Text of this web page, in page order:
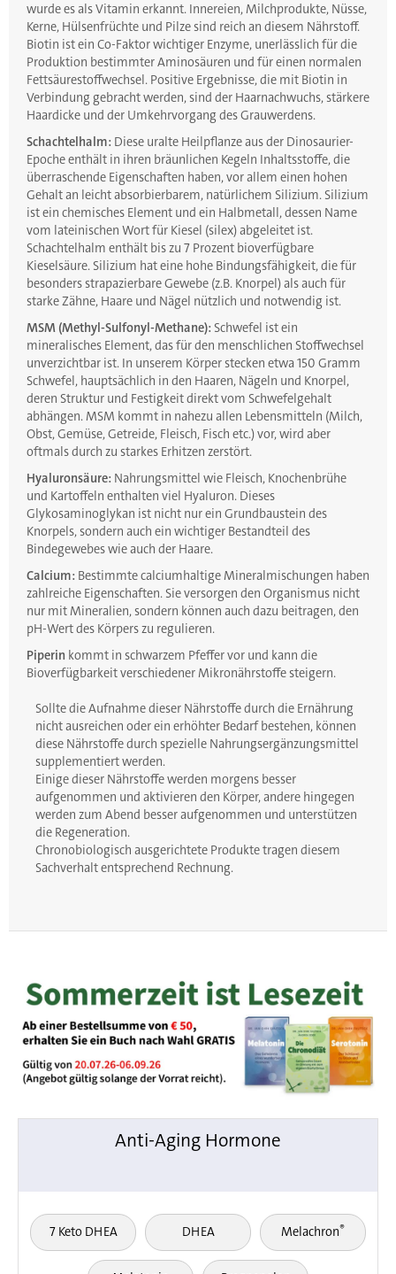
wurde es als Vitamin erkannt. Innereien, Milchprodukte, Nüsse,
Kerne, Hülsenfrüchte und Pilze sind reich an diesem Nährstoff.
Biotin ist ein Co-Faktor wichtiger Enzyme, unerlässlich für die
Produktion bestimmter Aminosäuren und für einen normalen
Fettsäurestoffwechsel. Positive Ergebnisse, die mit Biotin in
Verbindung gebracht werden, sind der Haarnachwuchs, stärkere
Haardicke und der Umkehrvorgang des Grauwerdens.
Schachtelhalm: Diese uralte Heilpflanze aus der Dinosaurier-
Epoche enthält in ihren bräunlichen Kegeln Inhaltsstoffe, die
überraschende Eigenschaften haben, vor allem einen hohen
Gehalt an leicht absorbierbarem, natürlichem Silizium. Silizium
ist ein chemisches Element und ein Halbmetall, dessen Name
vom lateinischen Wort für Kiesel (silex) abgeleitet ist.
Schachtelhalm enthält bis zu 7 Prozent bioverfügbare
Kieselsäure. Silizium hat eine hohe Bindungsfähigkeit, die für
besonders strapazierbare Gewebe (z.B. Knorpel) als auch für
starke Zähne, Haare und Nägel nützlich und notwendig ist.
MSM (Methyl-Sulfonyl-Methane): Schwefel ist ein
mineralisches Element, das für den menschlichen Stoffwechsel
unverzichtbar ist. In unserem Körper stecken etwa 150 Gramm
Schwefel, hauptsächlich in den Haaren, Nägeln und Knorpel,
deren Struktur und Festigkeit direkt vom Schwefelgehalt
abhängen. MSM kommt in nahezu allen Lebensmitteln (Milch,
Obst, Gemüse, Getreide, Fleisch, Fisch etc.) vor, wird aber
oftmals durch zu starkes Erhitzen zerstört.
Hyaluronsäure: Nahrungsmittel wie Fleisch, Knochenbrühe
und Kartoffeln enthalten viel Hyaluron. Dieses
Glykosaminoglykan ist nicht nur ein Grundbaustein des
Knorpels, sondern auch ein wichtiger Bestandteil des
Bindegewebes wie auch der Haare.
Calcium: Bestimmte calciumhaltige Mineralmischungen haben
zahlreiche Eigenschaften. Sie versorgen den Organismus nicht
nur mit Mineralien, sondern können auch dazu beitragen, den
pH-Wert des Körpers zu regulieren.
Piperin kommt in schwarzem Pfeffer vor und kann die
Bioverfügbarkeit verschiedener Mikronährstoffe steigern.
Sollte die Aufnahme dieser Nährstoffe durch die Ernährung
nicht ausreichen oder ein erhöhter Bedarf bestehen, können
diese Nährstoffe durch spezielle Nahrungsergänzungsmittel
supplementiert werden.
Einige dieser Nährstoffe werden morgens besser
aufgenommen und aktivieren den Körper, andere hingegen
werden zum Abend besser aufgenommen und unterstützen
die Regeneration.
Chronobiologisch ausgerichtete Produkte tragen diesem
Sachverhalt entsprechend Rechnung.
Anti-Aging Hormone
7 Keto DHEA DHEA Melachron®